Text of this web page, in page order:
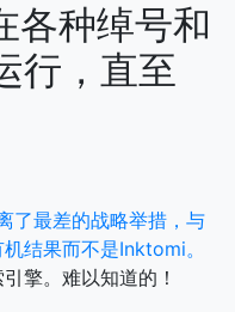
各种绰号和
行，直至
了最差的战略举措，与
结果而不是Inktomi。
擎。难以知道的！